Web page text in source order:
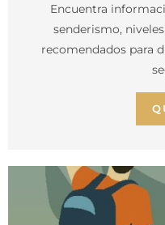
Encuentra
senderismo,
recomendados para